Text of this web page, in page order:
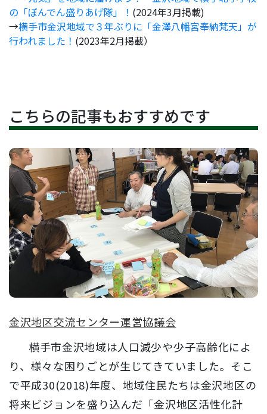
の「ぼんでん盛りあげ隊」！ (2024年3月掲載)
→横手市金沢地域で３年ぶりに「金澤八幡宮奉納梵天」が
行われました！ (2023年2月掲載）
こちらの記事もおすすめです
金沢地区交流センター運営協議会
横手市金沢地域は人口減少や少子高齢化によ
り、様々な困りごとが生じてきていました。そこ
で平成30(2018)年度、地域住民たちは金沢地区の
将来ビジョンを盛り込んだ「金沢地区活性化計